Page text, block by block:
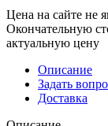
Цена на сайте не
Окончательную
актуальную цену
Описание
Задать
Доставка